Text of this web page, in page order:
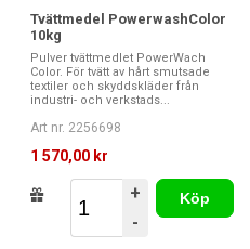
Tvättmedel PowerwashColor
10kg
Pulver tvättmedlet PowerWach
Color. För tvätt av hårt smutsade
textiler och skyddskläder från
industri- och verkstads...
Art nr. 2256698
1 570,00 kr
+
-
Köp